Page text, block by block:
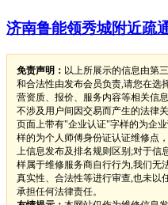
济南鲁能领秀城附近疏
免责声明： 以上所展示的信息由第
和合法性由发布会员负责,请您在选
营资质、报价、服务内容等相关信
不涉及用户间因交易而产生的法律
页面上带有"企业认证"字样的为企
样的为个人师傅身份证认证维修点
上信息发布及排名规则区别;对于
样属于维修服务商自行行为,我们无
真实性、合法性等进行审查,也未以
承担任何法律责任。